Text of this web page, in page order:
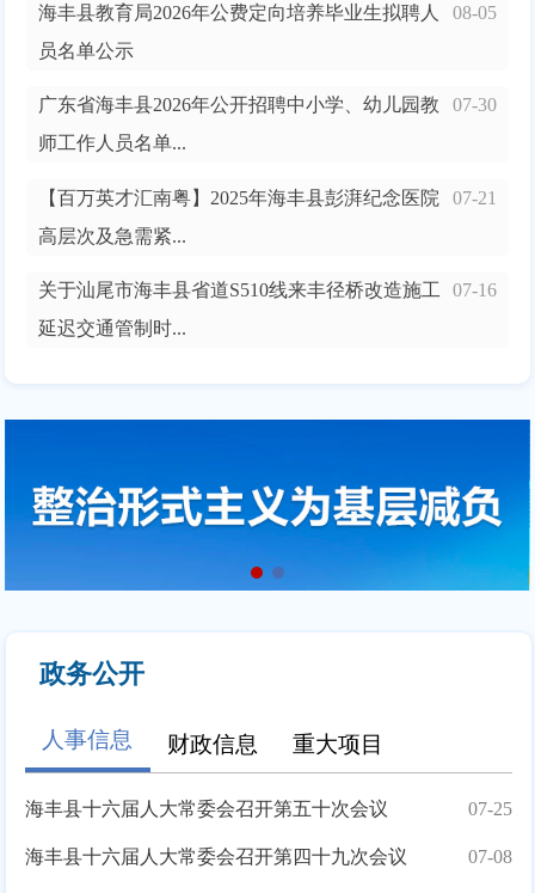
海丰县教育局2026年公费定向培养毕业生拟聘人
员名单公示
08-05
广东省海丰县2026年公开招聘中小学、幼儿园教
师工作人员名单...
07-30
【百万英才汇南粤】2025年海丰县彭湃纪念医院
高层次及急需紧...
07-21
关于汕尾市海丰县省道S510线来丰径桥改造施工
延迟交通管制时...
07-16
政务公开
人事信息 财政信息 重大项目
海丰县十六届人大常委会召开第五十次会议 07-25
海丰县十六届人大常委会召开第四十九次会议 07-08